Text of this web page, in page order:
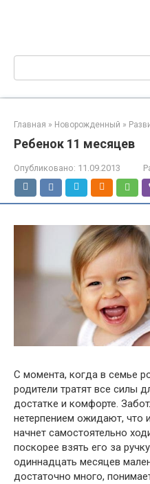
Поиск:
Главная » Новорожденный »
Ребенок 11 месяцев
Опубликовано: 11.09.2013
С момента, когда в семье
родители тратят все силы
достатке и комфорте.
нетерпением ожидают, что
начнет самостоятельно
поскорее взять его за
одиннадцать месяцев
достаточно много,